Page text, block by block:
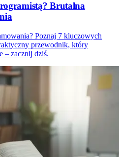
Brutalna
Poznaj 7 kluczowych
przewodnik, który
– zacznij dziś.